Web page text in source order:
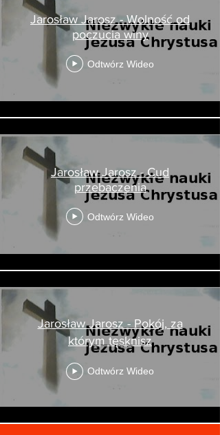
Jarosław Jarosz - Wolność od
poczucia winy
Odtwórz Wideo
Jarosław Jarosz - Cud
przebaczenia
Odtwórz Wideo
Jarosław Jarosz - Pokój, za
którym tęsknisz
Odtwórz Wideo